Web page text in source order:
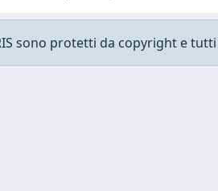
sono protetti da copyright e